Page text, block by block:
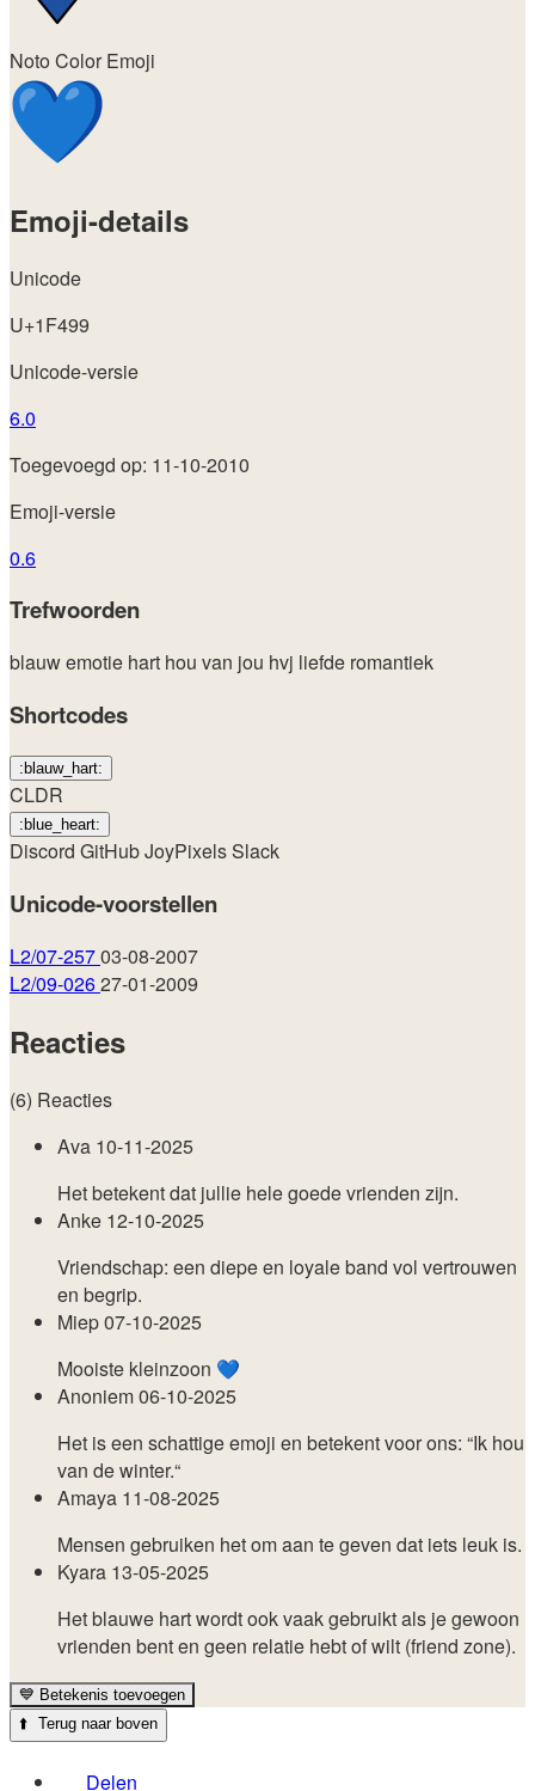
Noto Color Emoji
Emoji-details
Unicode
U+1F499
Unicode-versie
6.0
Toegevoegd op: 11-10-2010
Emoji-versie
0.6
Trefwoorden
blauwemotie hart hou van jou hvj liefde romantiek
Shortcodes
:blauw_hart:
CLDR
:blue_heart:
Discord GitHubJoyPixelsSlack
Unicode-voorstellen
L2/07-25703-08-2007
L2/09-02627-01-2009
Reacties
(6) Reacties
Ava 10-11-2025
Het betekent dat jullie hele goede vrienden zijn.
Anke 12-10-2025
Vriendschap: een diepe en loyale band vol vertrouwen
en begrip.
Miep07-10-2025
Mooiste kleinzoon 💙
Anoniem06-10-2025
Het is een schattige emoji en betekent voor ons: “Ik hou
van de winter.“
Amaya 11-08-2025
Mensen gebruiken het om aan te geven dat iets leuk is.
Kyara 13-05-2025
Het blauwe hart wordt ook vaak gebruikt als je gewoon
vrienden bent en geen relatie hebt of wilt (friend zone).
💙 Betekenis toevoegen
⬆️ Terug naar boven
Delen